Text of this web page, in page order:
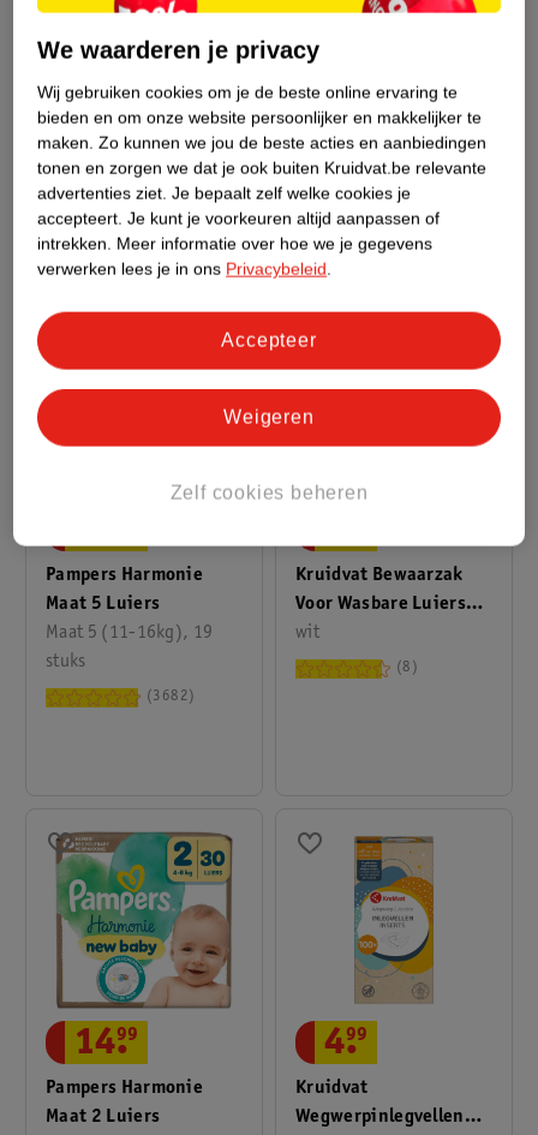
Huggies 2-3 Little
Swimmers 3-8 Kg
Zwemluiers
12 stuks
5.
75
Kruidvat 0 NewBorn
Extra Small Luiers
Smallpack
mt 0 (tot circa 3 kg), 20
stuks
2.
99
Pampers Harmonie
Maat 5 Luiers
Maat 5 (11-16kg), 19
stuks
3682
Kruidvat Bewaarzak
Voor Wasbare Luiers
Met Berenprint
wit
8
Pampers Harmonie
Maat 2 Luiers
14.
99
Kruidvat
Wegwerpinlegvellen
4.
99
We waarderen je privacy
Wij gebruiken cookies om je de beste online ervaring te
bieden en om onze website persoonlijker en makkelijker te
maken. Zo kunnen we jou de beste acties en aanbiedingen
tonen en zorgen we dat je ook buiten Kruidvat.be relevante
advertenties ziet. Je bepaalt zelf welke cookies je
accepteert. Je kunt je voorkeuren altijd aanpassen of
intrekken. Meer informatie over hoe we je gegevens
verwerken lees je in ons Privacybeleid.
Zelf cookies beheren
Weigeren
Accepteer